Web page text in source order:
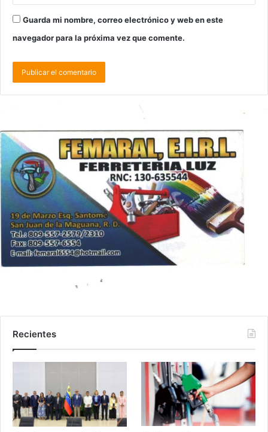
Guarda mi nombre, correo electrónico y web en este
navegador para la próxima vez que comente.
Recientes